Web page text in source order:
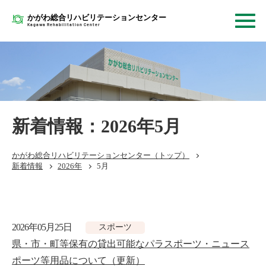
かがわ総合リハビリテーションセンター
Kagawa Rehabilitation Center
新着情報：2026年5月
かがわ総合リハビリテーションセンター（トップ）
新着情報
2026年 5月
2026年05月25日 スポーツ
県・市・町等保有の貸出可能なパラスポーツ・ニュース
ポーツ等用品について（更新）